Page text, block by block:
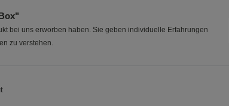
bei uns erworben haben. Sie geben individuelle Erfahrungen
zu verstehen.